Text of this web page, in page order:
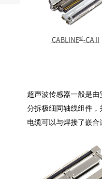
CABLINE®-CA II
超声波传感器一般是
分拆极细同轴线组件
电缆可以与焊接了嵌